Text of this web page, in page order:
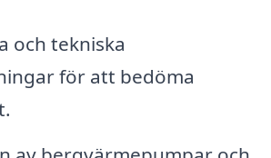
och tekniska
för att bedöma